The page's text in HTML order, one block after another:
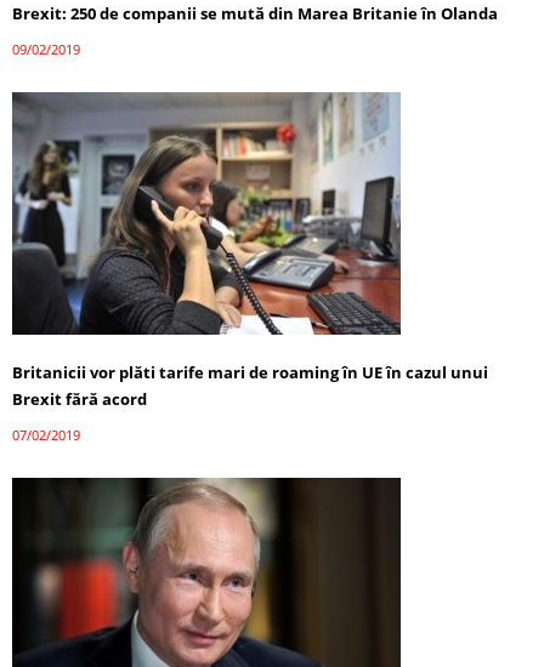
Brexit: 250 de companii se mută din Marea Britanie în Olanda
09/02/2019
Britanicii vor plăti tarife mari de roaming în UE în cazul unui
Brexit fără acord
07/02/2019